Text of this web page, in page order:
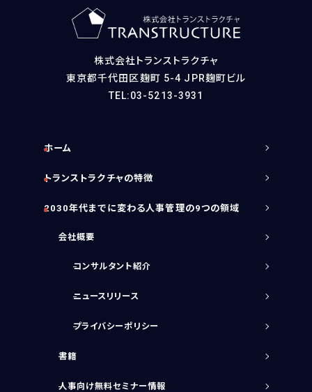
株式会社トランストラクチャ
東京都千代田区麹町 5-4 JPR麹町ビル
TEL:03-5213-3931
ホーム
トランストラクチャの特徴
2030年代までに変わる人事管理の9つの領域
会社概要
コンサルタント紹介
ニュースリリース
プライバシーポリシー
書籍
人事向け無料セミナー情報